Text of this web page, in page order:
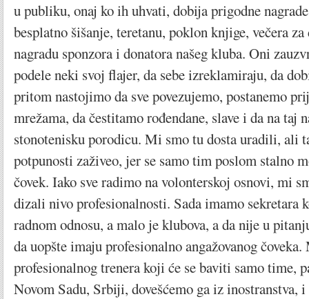
u publiku, onaj ko ih uhvati, dobija prigodne
besplatno šišanje, teretanu, poklon knjige, večera
nagradu sponzora i donatora našeg kluba. Oni
podele neki svoj flajer, da sebe izreklamiraju, da
pritom nastojimo da sve povezujemo, postanemo
mrežama, da čestitamo rođendane, slave i da na taj
stonotenisku porodicu. Mi smo tu dosta uradili, ali
potpunosti zaživeo, jer se samo tim poslom stalno
čovek. Iako sve radimo na volonterskoj osnovi, mi
dizali nivo profesionalnosti. Sada imamo
radnom odnosu, a malo je klubova, a da nije u
da uopšte imaju profesionalno angažovanog
profesionalnog trenera koji će se baviti samo time,
Novom Sadu, Srbiji, dovešćemo ga iz inostranstva,